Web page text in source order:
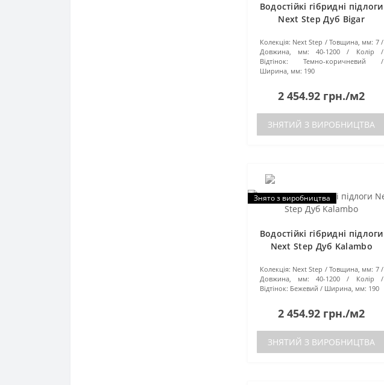
Водостійкі гібридні підлоги
Next Step Дуб Bigar
Колекція: Next Step Товщина, мм: 7
Довжина, мм:
40-1200
Колір /
Відтінок:
Темно-коричневий
Ширина, мм: 190
2 454.92 грн./м2
ЗНЯТИЙ З ВИРОБНИЦТВА
Знято з виробництва
Водостійкі гібридні підлоги
Next Step Дуб Kalambo
Колекція: Next Step Товщина, мм: 7
Довжина, мм:
40-1200
Колір /
Відтінок: Бежевий Ширина, мм: 190
2 454.92 грн./м2
ЗНЯТИЙ З ВИРОБНИЦТВА